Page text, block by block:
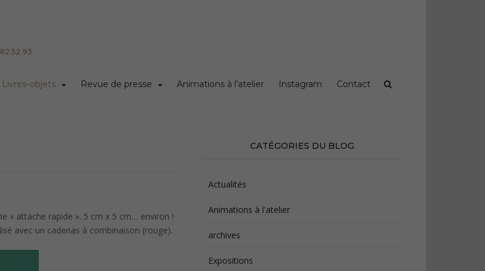
Livres-objets Revue de presse Animations à l’atelier Instagram Contact
« attache rapide ». 5 cm x 5 cm… environ !
avec un cadenas à combinaison (rouge).
CATÉGORIES DU BLOG
Actualités
Animations à l'atelier
archives
Expositions